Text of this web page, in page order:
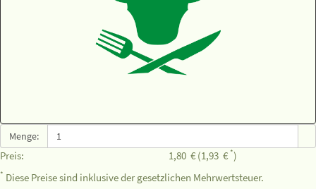
Menge:
Preis: 1,80 € (1,93 € *)
* Diese Preise sind inklusive der gesetzlichen Mehrwertsteuer.